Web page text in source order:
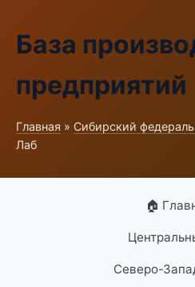
База
предприятий
Главная » Сибирский
Лаб
🏠
Северо-